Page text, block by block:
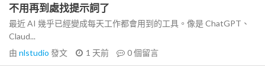
不用再到處找提示詞了
最近 AI 幾乎已經變成每天工作都會用到的工具。像是 ChatGPT、
Claud...
由 nlstudio 發文 1 天前 0個留言